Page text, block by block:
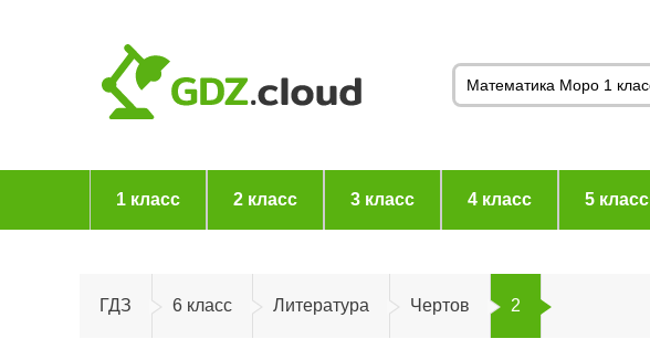
1 класс 2 класс 3 класс 4 класс 5 класс
ГДЗ 6 класс Литература Чертов 2